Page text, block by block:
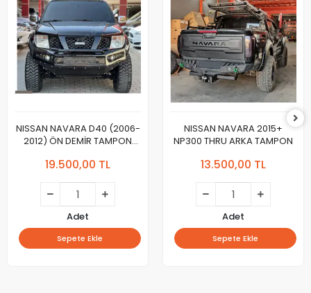
NISSAN NAVARA D40 (2006-
2012) ÖN DEMİR TAMPON
19.500,00 TL
Adet
Sepete Ekle
NISSAN NAVARA 2015+
NP300 THRU ARKA TAMPON
13.500,00 TL
Adet
Sepete Ekle